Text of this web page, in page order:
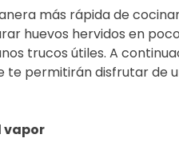
más rápida de
huevos hervidos en
trucos útiles. A
te permitirán disfrutar de
vapor